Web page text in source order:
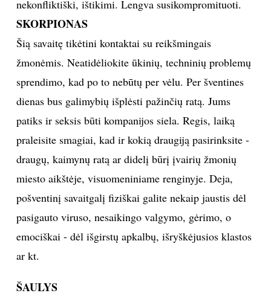
nekonfliktiški, ištikimi. Lengva susikompromituoti.
SKORPIONAS
Šią savaitę tikėtini kontaktai su reikšmingais
žmonėmis. Neatidėliokite ūkinių, techninių problemų
sprendimo, kad po to nebūtų per vėlu. Per šventines
dienas bus galimybių išplėsti pažinčių ratą. Jums
patiks ir seksis būti kompanijos siela. Regis, laiką
praleisite smagiai, kad ir kokią draugiją pasirinksite -
draugų, kaimynų ratą ar didelį būrį įvairių žmonių
miesto aikštėje, visuomeniniame renginyje. Deja,
pošventinį savaitgalį fiziškai galite nekaip jaustis dėl
pasigauto viruso, nesaikingo valgymo, gėrimo, o
emociškai - dėl išgirstų apkalbų, išryškėjusios klastos
ar kt.
ŠAULYS